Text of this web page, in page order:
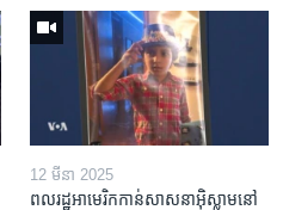
12 មីនា 2025
ពលរដ្ឋអាមេរិក​កាន់សាសនា​អ៊ិស្លាម​នៅ